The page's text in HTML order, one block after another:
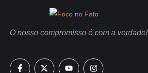
O nosso compromisso é com a verdade!